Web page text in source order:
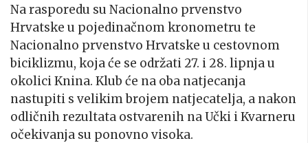
Na rasporedu su Nacionalno prvenstvo
Hrvatske u pojedinačnom kronometru te
Nacionalno prvenstvo Hrvatske u cestovnom
biciklizmu, koja će se održati 27. i 28. lipnja u
okolici Knina. Klub će na oba natjecanja
nastupiti s velikim brojem natjecatelja, a nakon
odličnih rezultata ostvarenih na Učki i Kvarneru
očekivanja su ponovno visoka.